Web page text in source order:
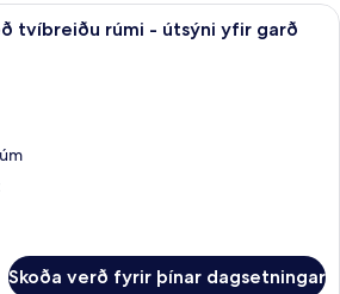
Rúmföt af bestu gerð, míníbar,
tvíbreiðu rúmi - útsýni yfir garð
Skoða verð fyrir þínar dagsetningar